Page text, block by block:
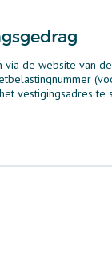
via de website van
vestigingsadres